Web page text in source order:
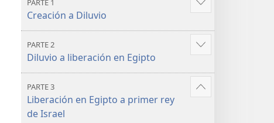
PARTE 1
Creación a Diluvio
Mostrar
PARTE 2
Diluvio a liberación en Egipto
Mostrar
PARTE 3
Liberación en Egipto a primer rey
de Israel
Mostrar